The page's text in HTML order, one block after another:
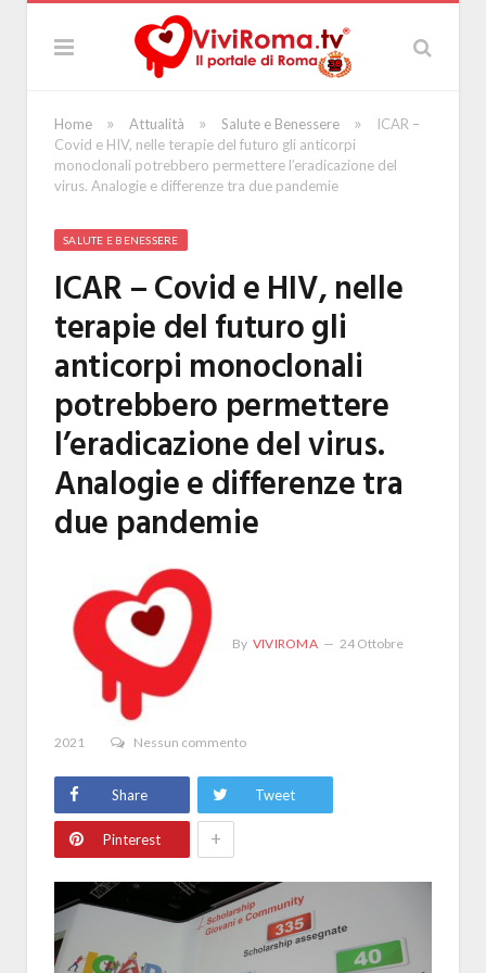
Home » Attualità » Salute e Benessere »
ICAR –
Covid e HIV, nelle terapie del futuro gli anticorpi
monoclonali potrebbero permettere l’eradicazione del
virus. Analogie e differenze tra due pandemie
SALUTE E BENESSERE
ICAR – Covid e HIV, nelle
terapie del futuro gli
anticorpi monoclonali
potrebbero permettere
l’eradicazione del virus.
Analogie e differenze tra
due pandemie
By VIVIROMA 24 Ottobre
2021 Nessun commento
Share Tweet
Pinterest +